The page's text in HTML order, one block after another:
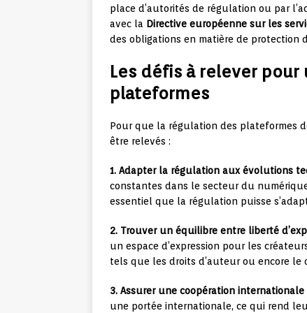
place d’autorités de régulation ou par
avec la Directive européenne sur les
des obligations en matière de
Les défis à relever
plateformes
Pour que la régulation des plateformes
être relevés :
1. Adapter la régulation aux évolutions
constantes dans le secteur du
essentiel que la régulation puisse
2. Trouver un équilibre entre liberté
un espace d’expression pour les
tels que les droits d’auteur ou encore le
3. Assurer une coopération internationale
une portée internationale, ce qui rend